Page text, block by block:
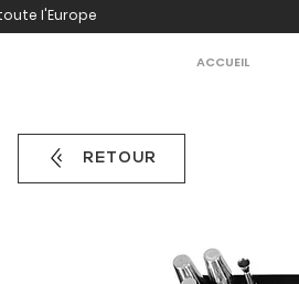
l'Europe
ACCUEIL
RETOUR